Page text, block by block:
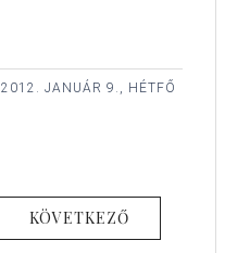
2012. JANUÁR 9., HÉTFŐ
KÖVETKEZŐ